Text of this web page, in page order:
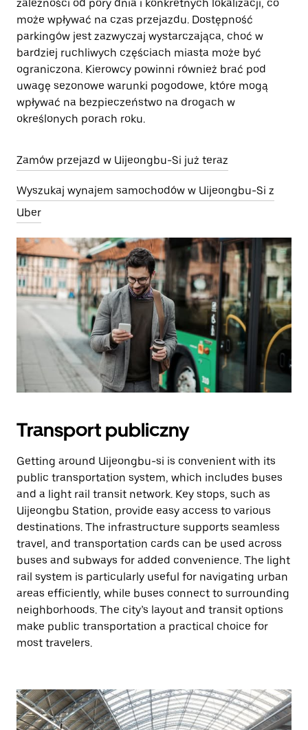
zależności od pory dnia i konkretnych lokalizacji, co
może wpływać na czas przejazdu. Dostępność
parkingów jest zazwyczaj wystarczająca, choć w
bardziej ruchliwych częściach miasta może być
ograniczona. Kierowcy powinni również brać pod
uwagę sezonowe warunki pogodowe, które mogą
wpływać na bezpieczeństwo na drogach w
określonych porach roku.
Zamów przejazd w Uijeongbu-Si już teraz
Wyszukaj wynajem samochodów w Uijeongbu-Si z
Uber
Transport publiczny
Getting around Uijeongbu-si is convenient with its
public transportation system, which includes buses
and a light rail transit network. Key stops, such as
Uijeongbu Station, provide easy access to various
destinations. The infrastructure supports seamless
travel, and transportation cards can be used across
buses and subways for added convenience. The light
rail system is particularly useful for navigating urban
areas efficiently, while buses connect to surrounding
neighborhoods. The city’s layout and transit options
make public transportation a practical choice for
most travelers.